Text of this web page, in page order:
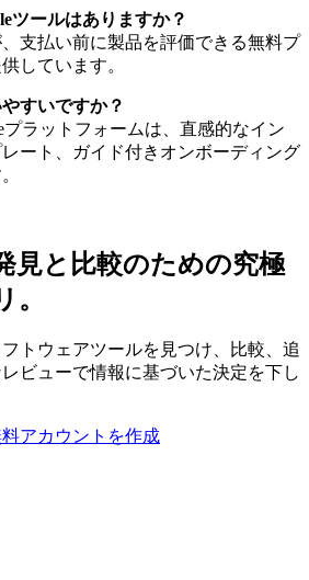
ツールはありますか？
支払い前に製品を評価できる無料プ
しています。
すいですか？
プラットフォームは、直感的なイン
ート、ガイド付きオンボーディング
見と比較のための究極
。
トウェアツールを見つけ、比較、追
ビューで情報に基づいた決定を下し
アカウントを作成